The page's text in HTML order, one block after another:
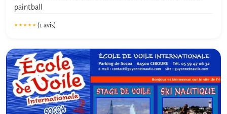
paintball
★★★★★
★★★★★ (1 avis)